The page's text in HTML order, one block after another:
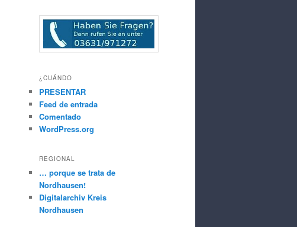
¿CUÁNDO
PRESENTAR
Feed de entrada
Comentado
WordPress.org
REGIONAL
… porque se trata de
Nordhausen!
Digitalarchiv Kreis
Nordhausen